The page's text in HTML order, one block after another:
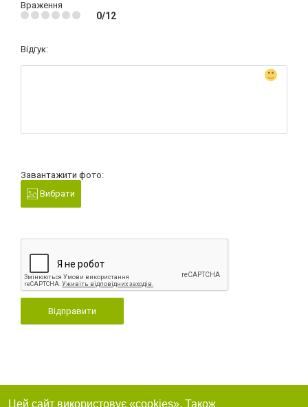
Враження
0/12
Відгук:
Завантажити фото:
Вибрати
Відправити
Цей сайт використовує «cookies». Також